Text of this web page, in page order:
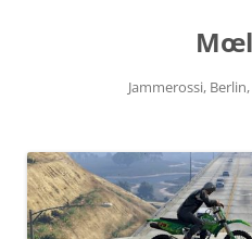
Jammerossi,